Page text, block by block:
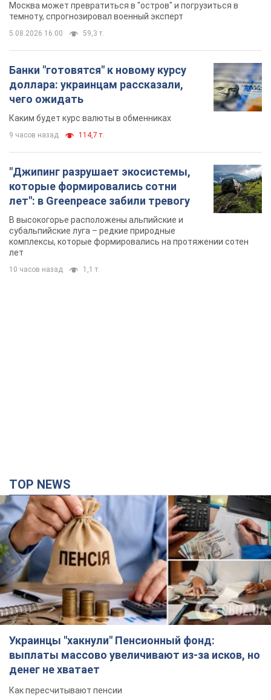
Москва может превратиться в "остров" и погрузиться в
темноту, спрогнозировал военный эксперт
5.08.2026 16:00 59,3 т.
Банки "готовятся" к новому курсу
доллара: украинцам рассказали,
чего ожидать
Каким будет курс валюты в обменниках
9 часов назад 114,7 т.
"Джипинг разрушает экосистемы,
которые формировались сотни
лет": в Greenpeace забили тревогу
В высокогорье расположены альпийские и
субальпийские луга – редкие природные
комплексы, которые формировались на протяжении сотен
лет
10 часов назад 1,1 т.
TOP NEWS
Украинцы "хакнули" Пенсионный фонд:
выплаты массово увеличивают из-за исков, но
денег не хватает
Как пересчитывают пенсии